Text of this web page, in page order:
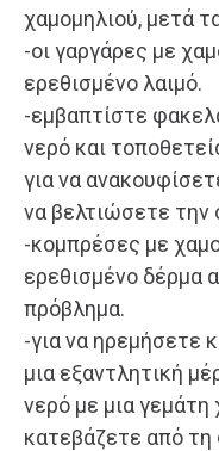
χαμομηλιού, μετά
-οι γαργάρες με
ερεθισμένο λαιμό.
-εμβαπτίστε
νερό και
για να
να βελτιώσετε
-κομπρέσες με
ερεθισμένο δέρμα
πρόβλημα.
-για να ηρεμήσετε
μια εξαντλητική
νερό με μια
κατεβάζετε από τη